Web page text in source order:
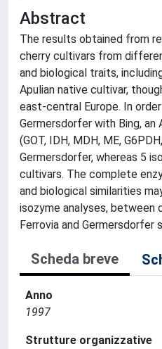
Abstract
The results obtained from
cherry cultivars from
and biological traits,
Apulian native cultivar,
east-central Europe. In
Germersdorfer with Bing,
(GOT, IDH, MDH, ME,
Germersdorfer, whereas 5
cultivars. The complete
and biological similarities
isozyme analyses, between
Ferrovia and
Scheda breve
Anno
1997
Strutture organizzative